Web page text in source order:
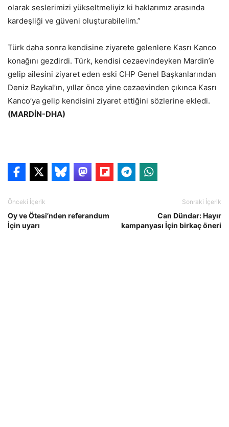
olarak seslerimizi yükseltmeliyiz ki haklarımız arasında
kardeşliği ve güveni oluşturabilelim.”
Türk daha sonra kendisine ziyarete gelenlere Kasrı Kanco
konağını gezdirdi. Türk, kendisi cezaevindeyken Mardin’e
gelip ailesini ziyaret eden eski CHP Genel Başkanlarından
Deniz Baykal’ın, yıllar önce yine cezaevinden çıkınca Kasrı
Kanco’ya gelip kendisini ziyaret ettiğini sözlerine ekledi.
(MARDİN-DHA)
Önceki İçerik
Oy ve Ötesi’nden referandum
İçin uyarı
Sonraki İçerik
Can Dündar: Hayır
kampanyası İçin birkaç öneri